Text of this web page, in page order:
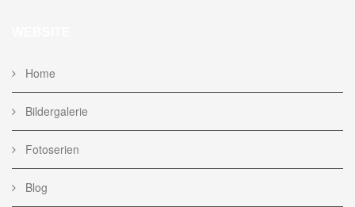
Home
Bildergalerie
Fotoserien
Blog